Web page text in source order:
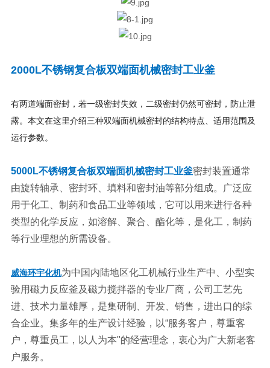
2000L不锈钢复合板双端面机械密封工业釜
有两道端面密封，若一级密封失效，二级密封仍然可密封，防止泄
露。本文在这里介绍三种双端面机械密封的结构特点、适用范围及
运行参数。
5000L不锈钢复合板双端面机械密封工业釜密封装置通常
由旋转轴承、密封环、填料和密封油等部分组成。广泛应
用于化工、制药和食品工业等领域，它可以用来进行各种
类型的化学反应，如溶解、聚合、酯化等，是化工，制药
等行业理想的所需设备。
威海环宇化机为中国内陆地区化工机械行业生产中、小型实
验用磁力反应釜及磁力搅拌器的专业厂商，公司工艺先
进、技术力量雄厚，是集研制、开发、销售，进出口的综
合企业。集多年的生产设计经验，以“服务客户，尊重客
户，尊重员工，以人为本"的经营理念，衷心为广大新老客
户服务。